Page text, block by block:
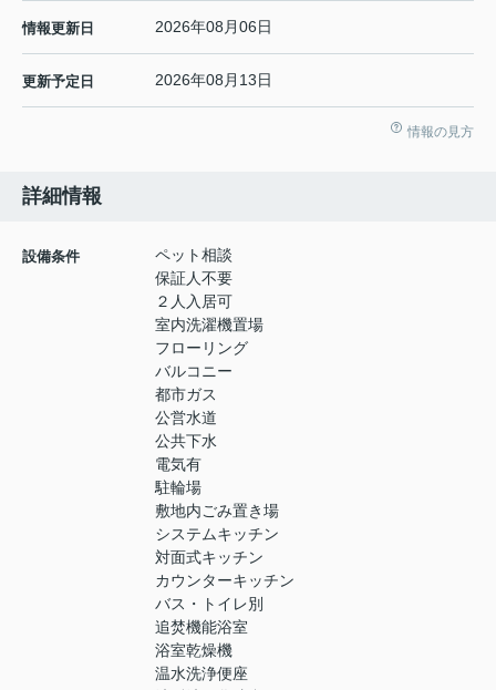
情報更新日 2026年08月06日
更新予定日 2026年08月13日
情報の見方
詳細情報
設備条件
ペット相談
保証人不要
２人入居可
室内洗濯機置場
フローリング
バルコニー
都市ガス
公営水道
公共下水
電気有
駐輪場
敷地内ごみ置き場
システムキッチン
対面式キッチン
カウンターキッチン
バス・トイレ別
追焚機能浴室
浴室乾燥機
温水洗浄便座